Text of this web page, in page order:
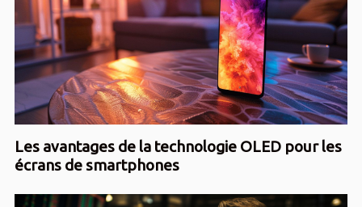
Les avantages de la technologie OLED pour les
écrans de smartphones